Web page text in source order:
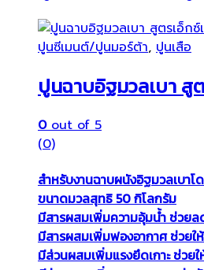
ปูนซีเมนต์/ปูนมอร์ต้า, ปูนเสือ
ปูนฉาบอิฐมวลเบา สู
0out of 5
(0)
สำหรับงานฉาบผนังอิฐมวลเบาโ
ขนาดมวลสุทธิ 50 กิโลกรัม
มีสารผสมเพิ่มความอุ้มน้ำ ช่วยล
มีสารผสมเพิ่มฟองอากาศ ช่วยใ
มีส่วนผสมเพิ่มแรงยึดเกาะ ช่วย